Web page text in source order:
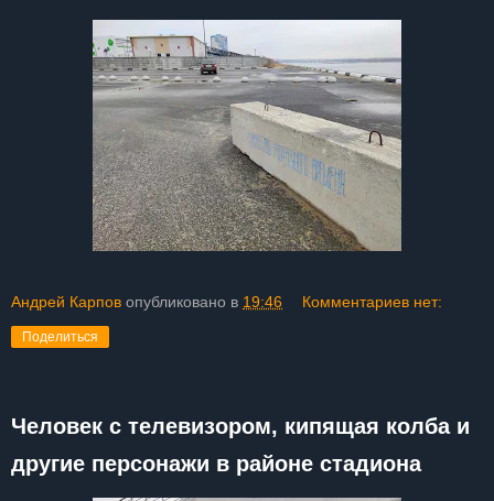
Андрей Карпов опубликовано в 19:46 Комментариев нет:
Поделиться
Человек с телевизором, кипящая колба и
другие персонажи в районе стадиона